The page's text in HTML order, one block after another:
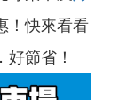
！快來看看
好節省！